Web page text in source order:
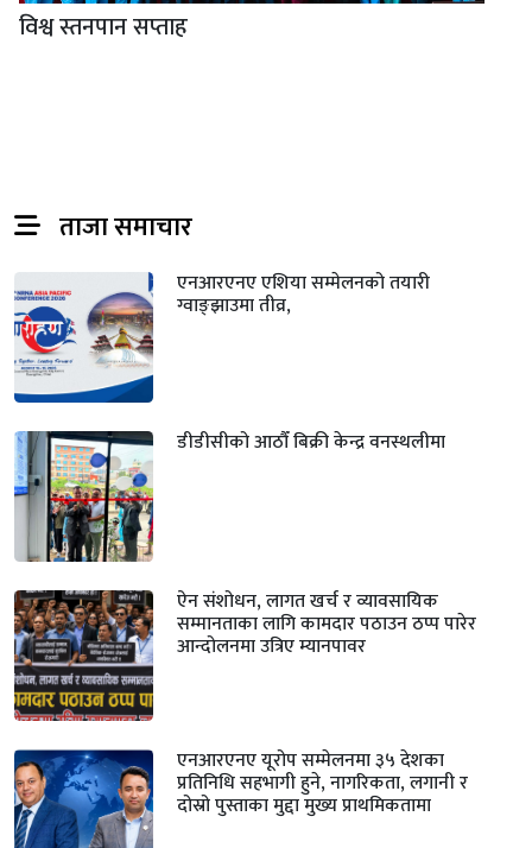
विश्व स्तनपान सप्ताह
ताजा समाचार
एनआरएनए एशिया सम्मेलनको तयारी
ग्वाङ्झाउमा तीव्र,
डीडीसीको आठौँ बिक्री केन्द्र वनस्थलीमा
ऐन संशोधन, लागत खर्च र व्यावसायिक
सम्मानताका लागि कामदार पठाउन ठप्प पारेर
आन्दोलनमा उत्रिए म्यानपावर
एनआरएनए यूरोप सम्मेलनमा ३५ देशका
प्रतिनिधि सहभागी हुने, नागरिकता, लगानी र
दोस्रो पुस्ताका मुद्दा मुख्य प्राथमिकतामा